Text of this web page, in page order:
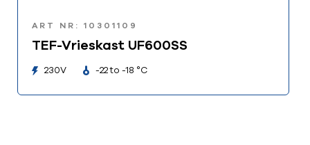
ART NR: 10301109
TEF-Vrieskast UF600SS
230V -22 to -18 °C